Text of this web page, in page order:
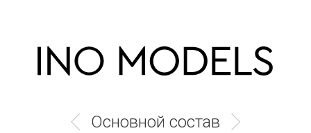
Основной состав